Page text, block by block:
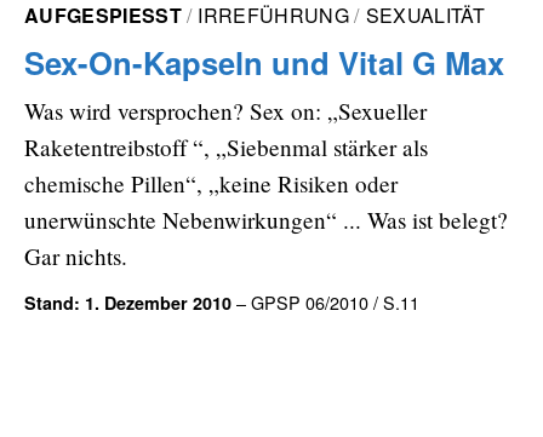
AUFGESPIESST IRREFÜHRUNG SEXUALITÄT
Sex-On-Kapseln und Vital G Max
Was wird versprochen? Sex on: „Sexueller
Raketentreibstoff “, „Siebenmal stärker als
chemische Pillen“, „keine Risiken oder
unerwünschte Nebenwirkungen“ ... Was ist belegt?
Gar nichts.
Stand: 1. Dezember 2010 – GPSP 06/2010 / S.11